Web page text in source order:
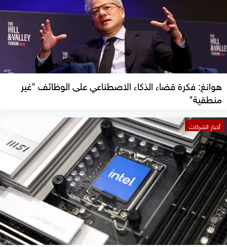
هوانغ: فكرة قضاء الذكاء الاصطناعي على الوظائف "غير
منطقية"
أخبار الشركات